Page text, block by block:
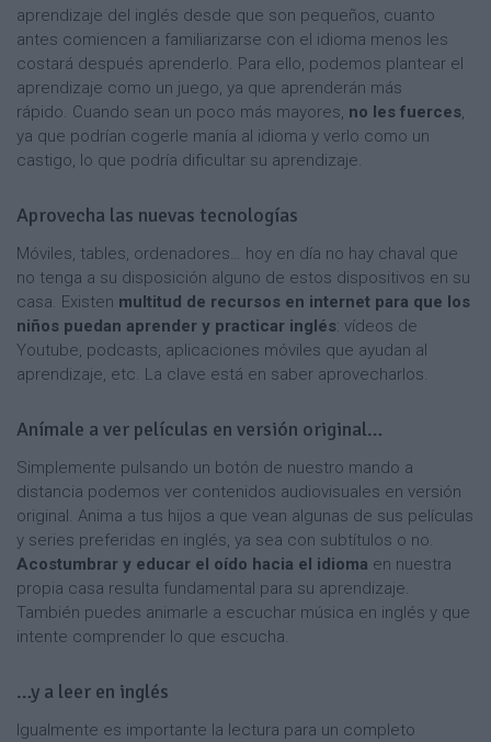
aprendizaje del inglés desde que son pequeños, cuanto
antes comiencen a familiarizarse con el idioma menos les
costará después aprenderlo. Para ello, podemos plantear el
aprendizaje como un juego, ya que aprenderán más
rápido. Cuando sean un poco más mayores, no les fuerces,
ya que podrían cogerle manía al idioma y verlo como un
castigo, lo que podría dificultar su aprendizaje.
Aprovecha las nuevas tecnologías
Móviles, tables, ordenadores… hoy en día no hay chaval que
no tenga a su disposición alguno de estos dispositivos en su
casa. Existen multitud de recursos en internet para que los
niños puedan aprender y practicar inglés: vídeos de
Youtube, podcasts, aplicaciones móviles que ayudan al
aprendizaje, etc. La clave está en saber aprovecharlos.
Anímale a ver películas en versión original…
Simplemente pulsando un botón de nuestro mando a
distancia podemos ver contenidos audiovisuales en versión
original. Anima a tus hijos a que vean algunas de sus películas
y series preferidas en inglés, ya sea con subtítulos o no.
Acostumbrar y educar el oído hacia el idioma en nuestra
propia casa resulta fundamental para su aprendizaje.
También puedes animarle a escuchar música en inglés y que
intente comprender lo que escucha.
…y a leer en inglés
Igualmente es importante la lectura para un completo